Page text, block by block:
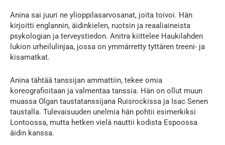
Anina sai juuri ne ylioppilasarvosanat, joita toivoi. Hän
kirjoitti englannin, äidinkielen, ruotsin ja reaaliaineista
psykologian ja terveystiedon. Anitra kiittelee Haukilahden
lukion urheilulinjaa, jossa on ymmärretty tyttären treeni- ja
kisamatkat.
Anina tähtää tanssijan ammattiin, tekee omia
koreografioitaan ja valmentaa tanssia. Hän on ollut muun
muassa Olgan taustatanssijana Ruisrockissa ja Isac Senen
taustalla. Tulevaisuuden unelmia hän pohtii esimerkiksi
Lontoossa, mutta hetken vielä nauttii kodista Espoossa
äidin kanssa.